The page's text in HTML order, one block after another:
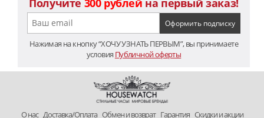
Получите 300 рублей на первый заказ!
Нажимая на кнопку “ХОЧУ УЗНАТЬ ПЕРВЫМ”, вы принимаете
условия Публичной оферты
O нас Доставка/Оплата Обмен и возврат Гарантия Скидки и акции